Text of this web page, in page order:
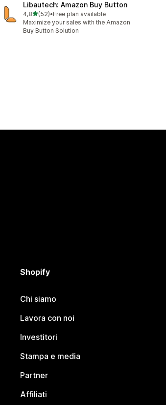
Libautech: Amazon Buy Button
4,8stelle su 5
(52)
52 recensioni totali
•Free plan available
Maximize your sales with the Amazon
Buy Button Solution
Shopify
Chi siamo
Lavora con noi
Investitori
Stampa e media
Partner
Affiliati